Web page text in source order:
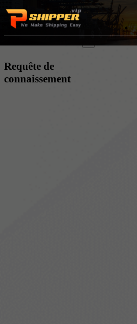
Requête de
connaissement